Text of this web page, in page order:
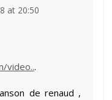
at 20:50
video...
de renaud ,